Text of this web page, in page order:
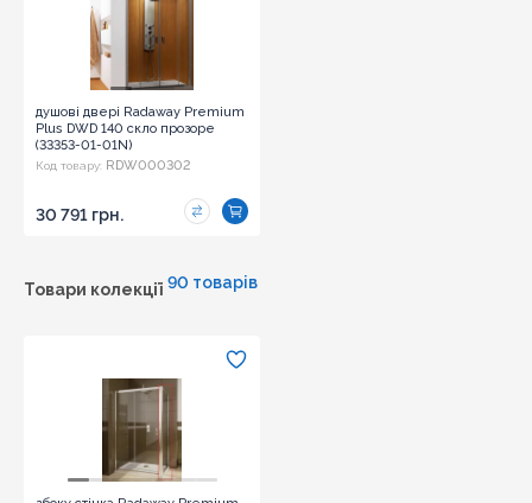
душові двері Radaway Premium
Plus DWD 140 скло прозоре
(33353-01-01N)
Код товару: RDW000302
30 791 грн.
Товари колекції 90 товарів